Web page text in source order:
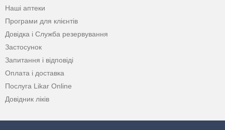
Наші аптеки
Програми для клієнтів
Довідка і Служба резервування
Застосунок
Запитання і відповіді
Оплата і доставка
Послуга Likar Online
Довідник ліків